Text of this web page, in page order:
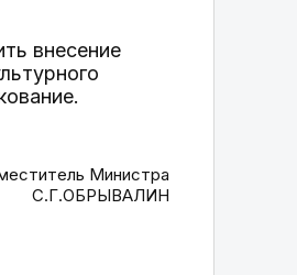
внесение
Министра
С.Г.ОБРЫВАЛИН